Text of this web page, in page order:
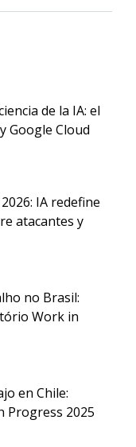
de la IA: el
Google Cloud
IA redefine
atacantes y
no Brasil:
Work in
en Chile:
Progress 2025